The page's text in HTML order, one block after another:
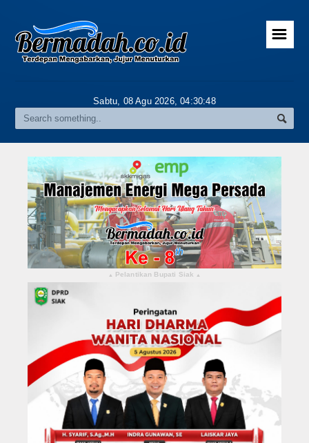
Home
Gallery
Riau
Daerah
Pekanbaru
Pelalawan
Kampar
Rokan Hulu
Bengkalis
Meranti
☰
Sabtu, 08 Agu 2026,04:30:48
▴ Pelantikan Bupati Siak ▴